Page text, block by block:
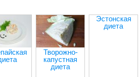
Творожно-
капустная
диета
Эстонская
диета